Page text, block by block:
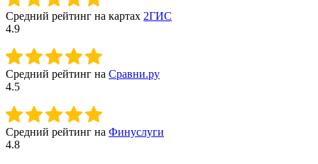
Средний рейтинг на картах 2ГИС
4.9
Средний рейтинг на Сравни.ру
4.5
Средний рейтинг на Финуслуги
4.8